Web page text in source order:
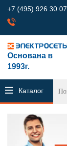
+7 (495) 926 30 07
Основана в
1993г.
Каталог
продукции